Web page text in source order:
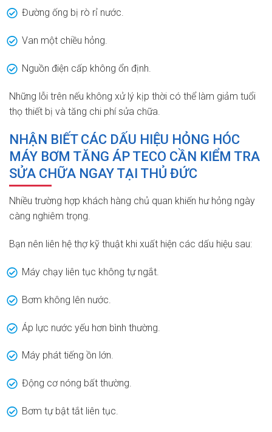
Đường ống bị rò rỉ nước.
Van một chiều hỏng.
Nguồn điện cấp không ổn định.
Những lỗi trên nếu không xử lý kịp thời có thể làm giảm tuổi
thọ thiết bị và tăng chi phí sửa chữa.
NHẬN BIẾT CÁC DẤU HIỆU HỎNG HÓC
MÁY BƠM TĂNG ÁP TECO CẦN KIỂM TRA
SỬA CHỮA NGAY TẠI THỦ ĐỨC
Nhiều trường hợp khách hàng chủ quan khiến hư hỏng ngày
càng nghiêm trọng.
Bạn nên liên hệ thợ kỹ thuật khi xuất hiện các dấu hiệu sau:
Máy chạy liên tục không tự ngắt.
Bơm không lên nước.
Áp lực nước yếu hơn bình thường.
Máy phát tiếng ồn lớn.
Động cơ nóng bất thường.
Bơm tự bật tắt liên tục.